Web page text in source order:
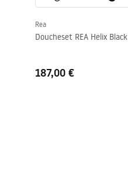
Garantie
Easy Clean-coating
Rea
Doucheset REA Helix Black
187,00 €